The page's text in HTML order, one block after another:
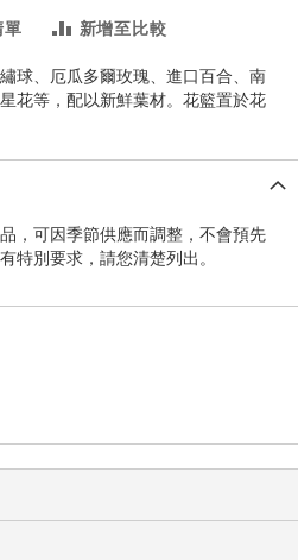
單 新增至比較
球、厄瓜多爾玫瑰、進口百合、南
花等，配以新鮮葉材。花籃置於花
，可因季節供應而調整，不會預先
特別要求，請您清楚列出。